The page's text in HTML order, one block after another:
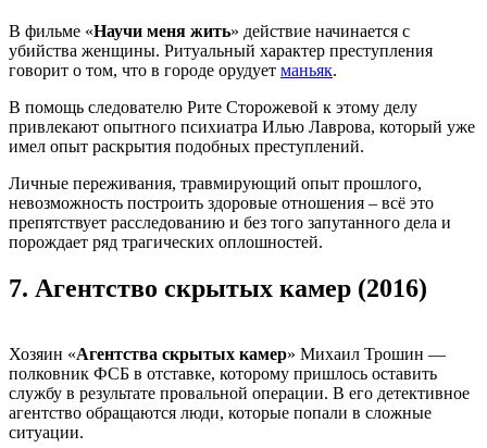
В фильме «Научи меня жить» действие начинается с
убийства женщины. Ритуальный характер преступления
говорит о том, что в городе орудует маньяк.
В помощь следователю Рите Сторожевой к этому делу
привлекают опытного психиатра Илью Лаврова, который уже
имел опыт раскрытия подобных преступлений.
Личные переживания, травмирующий опыт прошлого,
невозможность построить здоровые отношения – всё это
препятствует расследованию и без того запутанного дела и
порождает ряд трагических оплошностей.
7. Агентство скрытых камер (2016)
Хозяин «Агентства скрытых камер» Михаил Трошин —
полковник ФСБ в отставке, которому пришлось оставить
службу в результате провальной операции. В его детективное
агентство обращаются люди, которые попали в сложные
ситуации.